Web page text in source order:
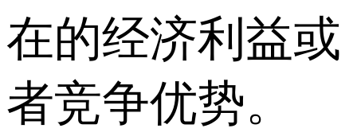
在的经济利益或
者竞争优势。